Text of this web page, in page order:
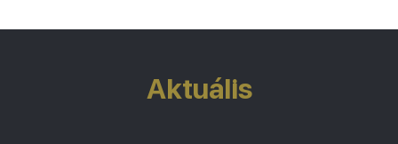
Aktuális